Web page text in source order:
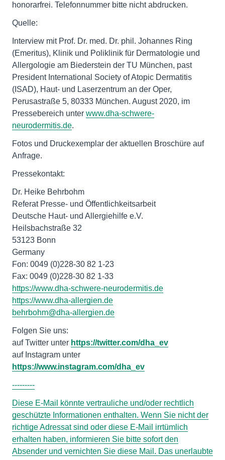
honorarfrei. Telefonnummer bitte nicht abdrucken.
Quelle:
Interview mit Prof. Dr. med. Dr. phil. Johannes Ring
(Emeritus), Klinik und Poliklinik für Dermatologie und
Allergologie am Biederstein der TU München, past
President International Society of Atopic Dermatitis
(ISAD), Haut- und Laserzentrum an der Oper,
Perusastraße 5, 80333 München. August 2020, im
Pressebereich unter www.dha-schwere-
neurodermitis.de.
Fotos und Druckexemplar der aktuellen Broschüre auf
Anfrage.
Pressekontakt:
Dr. Heike Behrbohm
Referat Presse- und Öffentlichkeitsarbeit
Deutsche Haut- und Allergiehilfe e.V.
Heilsbachstraße 32
53123 Bonn
Germany
Fon: 0049 (0)228-30 82 1-23
https://www.dha-schwere-neurodermitis.de
https://www.dha-allergien.de
behrbohm@dha-allergien.de
Folgen Sie uns:
auf Twitter unter https://twitter.com/dha_ev
auf Instagram unter
https://www.instagram.com/dha_ev
---------
Diese E-Mail könnte vertrauliche und/oder rechtlich
geschützte Informationen enthalten. Wenn Sie nicht der
richtige Adressat sind oder diese E-Mail irrtümlich
erhalten haben, informieren Sie bitte sofort den
Absender und vernichten Sie diese Mail. Das unerlaubte